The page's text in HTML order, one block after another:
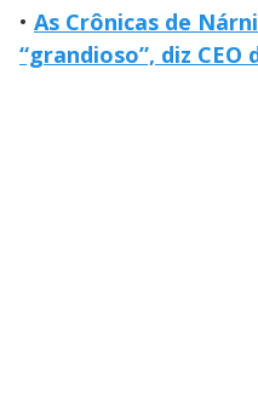
• As Crônicas de
“grandioso”, diz